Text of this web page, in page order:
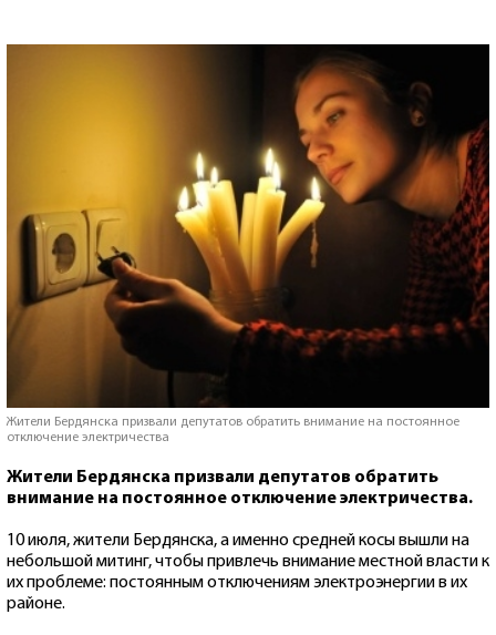
Жители Бердянска призвали депутатов обратить внимание на постоянное
отключение электричества
Жители Бердянска призвали депутатов обратить
внимание на постоянное отключение электричества.
10 июля, жители Бердянска, а именно средней косы вышли на
небольшой митинг, чтобы привлечь внимание местной власти к
их проблеме: постоянным отключениям электроэнергии в их
районе.